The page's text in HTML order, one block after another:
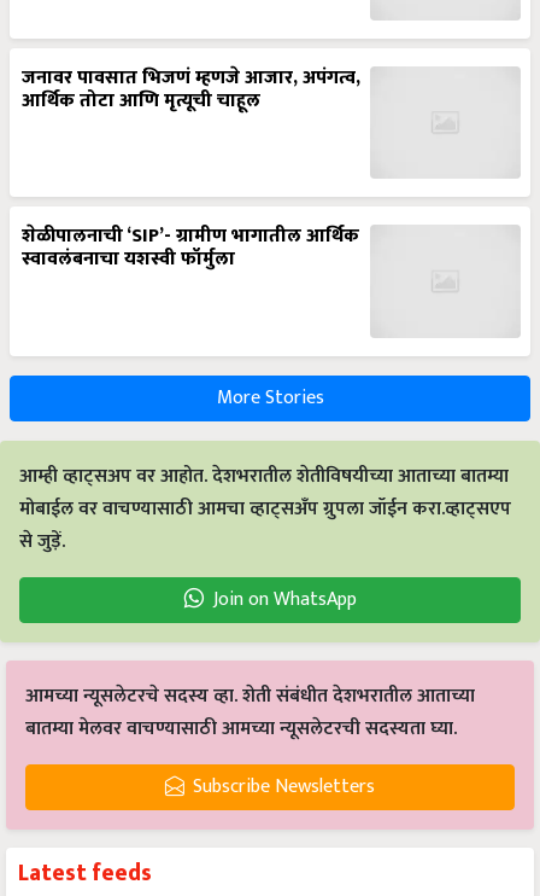
जनावर पावसात भिजणं म्हणजे आजार, अपंगत्व,
आर्थिक तोटा आणि मृत्यूची चाहूल
शेळीपालनाची ‘SIP’- ग्रामीण भागातील आर्थिक
स्वावलंबनाचा यशस्वी फॉर्मुला
More Stories
आम्ही व्हाट्सअप वर आहोत. देशभरातील शेतीविषयीच्या आताच्या बातम्या
मोबाईल वर वाचण्यासाठी आमचा व्हाट्सअँप ग्रुपला जॉईन करा.व्हाट्सएप
से जुड़ें.
Join on WhatsApp
आमच्या न्यूसलेटरचे सदस्य व्हा. शेती संबंधीत देशभरातील आताच्या
बातम्या मेलवर वाचण्यासाठी आमच्या न्यूसलेटरची सदस्यता घ्या.
Subscribe Newsletters
Latest feeds